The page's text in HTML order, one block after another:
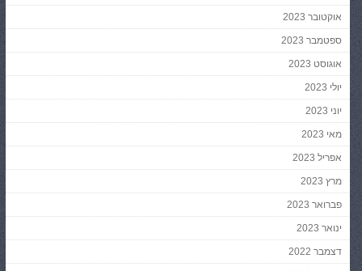
אוקטובר 2023
ספטמבר 2023
אוגוסט 2023
יולי 2023
יוני 2023
מאי 2023
אפריל 2023
מרץ 2023
פברואר 2023
ינואר 2023
דצמבר 2022